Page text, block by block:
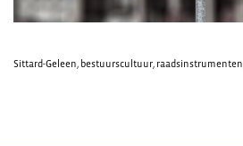
Sittard-Geleen, bestuurscultuur, raadsinstrumenten